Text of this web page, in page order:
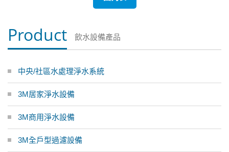
Product 飲水設備產品
中央/社區水處理淨水系統
3M居家淨水設備
3M商用淨水設備
3M全戶型過濾設備